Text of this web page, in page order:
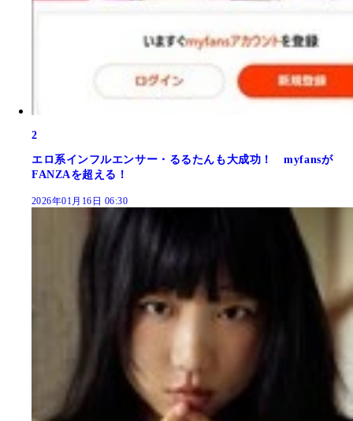
2
エロ系インフルエンサー・るるたんも大成功！ myfansが
FANZAを超える！
2026年01月16日 06:30